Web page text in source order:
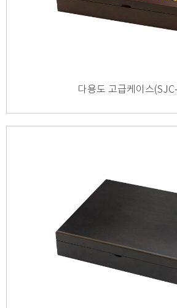
다용도 고급케이스